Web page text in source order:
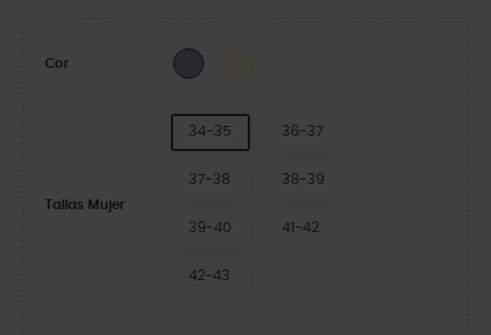
Cor Purple Moon
Tallas Mujer
34-35 36-37
37-38 38-39
39-40 41-42
42-43